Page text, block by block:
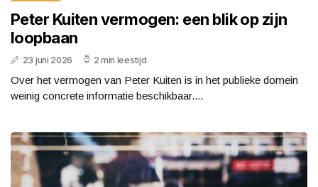
Peter Kuiten vermogen: een blik op zijn
loopbaan
23 juni 2026 2 min leestijd
Over het vermogen van Peter Kuiten is in het publieke domein
weinig concrete informatie beschikbaar....